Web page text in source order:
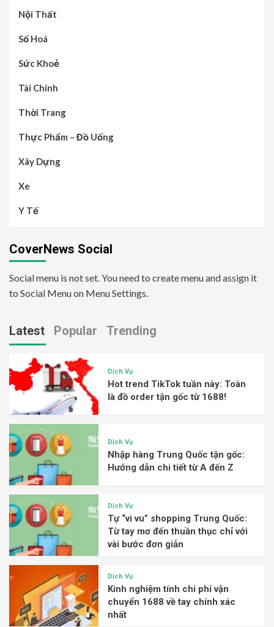
Nội Thất
Số Hoá
Sức Khoẻ
Tài Chính
Thời Trang
Thực Phẩm – Đồ Uống
Xây Dựng
Xe
Y Tế
CoverNews Social
Social menu is not set. You need to create menu and assign it
to Social Menu on Menu Settings.
Latest Popular Trending
Dịch Vụ
Hot trend TikTok tuần này: Toàn
là đồ order tận gốc từ 1688!
Dịch Vụ
Nhập hàng Trung Quốc tận gốc:
Hướng dẫn chi tiết từ A đến Z
Dịch Vụ
Tự “vi vu” shopping Trung Quốc:
Từ tay mơ đến thuần thục chỉ với
vài bước đơn giản
Dịch Vụ
Kinh nghiệm tính chi phí vận
chuyển 1688 về tay chính xác
nhất